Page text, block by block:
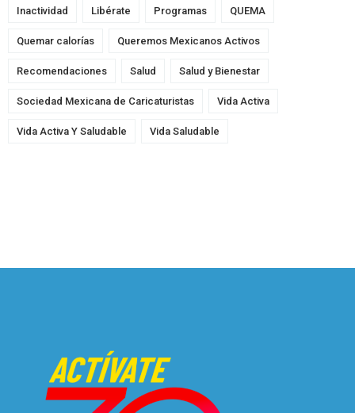
Inactividad Libérate Programas QUEMA
Quemar calorías Queremos Mexicanos Activos
Recomendaciones Salud Salud y Bienestar
Sociedad Mexicana de Caricaturistas Vida Activa
Vida Activa Y Saludable Vida Saludable